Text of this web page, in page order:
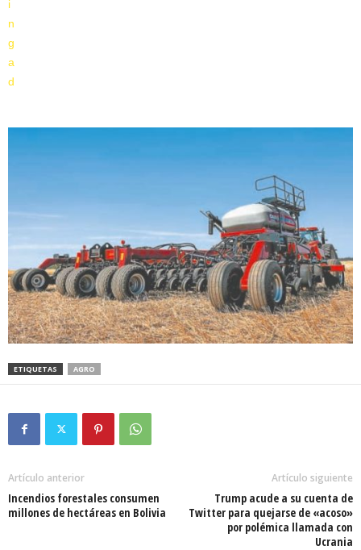
ETIQUETAS AGRO
Artículo anterior
Incendios forestales consumen
millones de hectáreas en Bolivia
Artículo siguiente
Trump acude a su cuenta de
Twitter para quejarse de «acoso»
por polémica llamada con
Ucrania